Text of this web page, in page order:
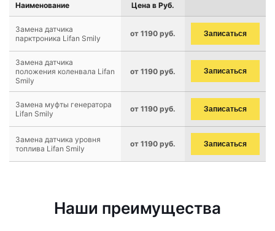
Наименование Цена в Руб.
Замена датчика
парктроника Lifan Smily
от 1190 руб. Записаться
Замена датчика
положения коленвала Lifan
Smily
от 1190 руб. Записаться
Замена муфты генератора
Lifan Smily
от 1190 руб. Записаться
Замена датчика уровня
топлива Lifan Smily
от 1190 руб. Записаться
Наши преимущества